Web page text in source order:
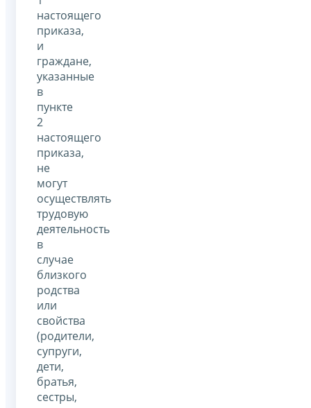
настоящего
приказа,
и
граждане,
указанные
в
пункте
2
настоящего
приказа,
не
могут
осуществлять
трудовую
деятельность
в
случае
близкого
родства
или
свойства
(родители,
супруги,
дети,
братья,
сестры,